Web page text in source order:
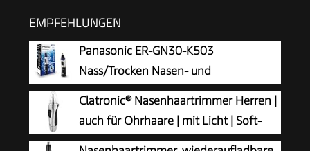
EMPFEHLUNGEN
Panasonic ER-GN30-K503
Nass/Trocken Nasen- und
Ohrhaartrimmer für Männer,
hypoallergene Zweifachklinge, Vortex-
Reinigungssystem, kabellos, Schwarz
Clatronic® Nasenhaartrimmer Herren |
auch für Ohrhaare | mit Licht | Soft-
Touch-Gehäuse | Edelstahl-Scherkopf